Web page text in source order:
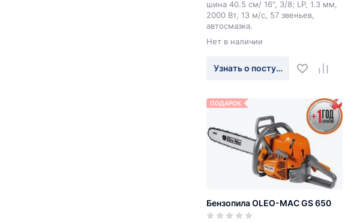
шина 40.5 см/ 16", 3/8; LP, 1.3 мм,
2000 Вт, 13 м/с, 57 звеньев,
автосмазка.
Нет в наличии
Узнать о поступлении
ПОДАРОК
Бензопила OLEO-MAC GS 650